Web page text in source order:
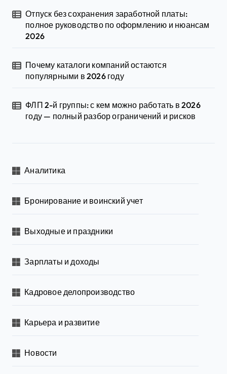
Отпуск без сохранения заработной платы:
полное руководство по оформлению и нюансам
2026
Почему каталоги компаний остаются
популярными в 2026 году
ФЛП 2-й группы: с кем можно работать в 2026
году — полный разбор ограничений и рисков
Аналитика
Бронирование и воинский учет
Выходные и праздники
Зарплаты и доходы
Кадровое делопроизводство
Карьера и развитие
Новости